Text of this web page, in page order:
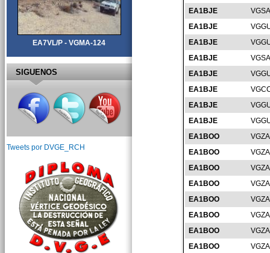
EA1BJE
EA1BJE
EA1BJE
EA1BJE
EA1BJE
EA1BJE
EA1BJE
EA1BJE
EA1BOO
EA1BOO
EA1BOO
EA1BOO
EA1BOO
EA1BOO
EA1BOO
EA1BOO
EA7VL/P - VGMA-124
SIGUENOS
Tweets por DVGE_RCH